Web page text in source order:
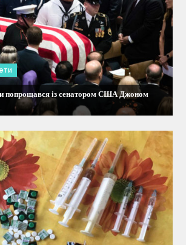
попрощався із сенатором США Джоном